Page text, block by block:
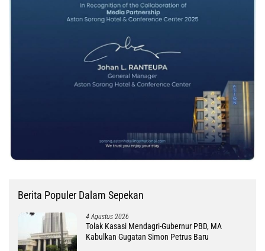
Berita Populer Dalam Sepekan
4 Agustus 2026
Tolak Kasasi Mendagri-Gubernur PBD, MA
Kabulkan Gugatan Simon Petrus Baru